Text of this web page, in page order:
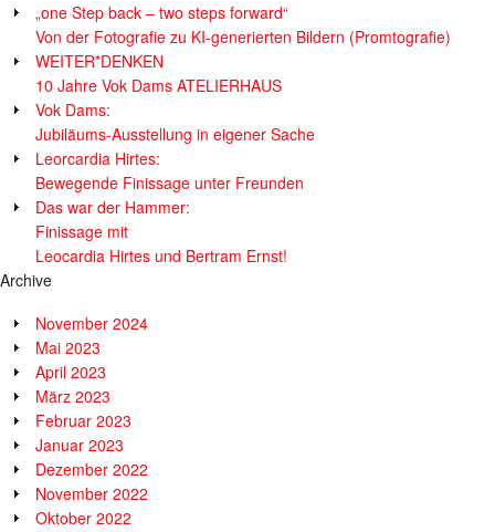
„one Step back – two steps forward“
Von der Fotografie zu KI-generierten Bildern (Promtografie)
WEITER*DENKEN
10 Jahre Vok Dams ATELIERHAUS
Vok Dams:
Jubiläums-Ausstellung in eigener Sache
Leorcardia Hirtes:
Bewegende Finissage unter Freunden
Das war der Hammer:
Finissage mit
Leocardia Hirtes und Bertram Ernst!
Archive
November 2024
Mai 2023
April 2023
März 2023
Februar 2023
Januar 2023
Dezember 2022
November 2022
Oktober 2022